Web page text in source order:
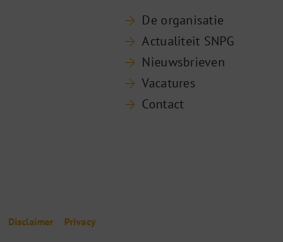
De organisatie
Actualiteit SNPG
Nieuwsbrieven
Vacatures
Contact
Disclaimer Privacy